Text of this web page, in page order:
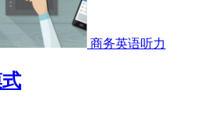
商务英语听力